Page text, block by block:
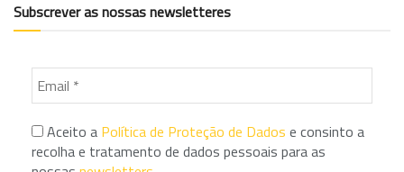
Subscrever as nossas newsletteres
Aceito a Política de Proteção de Dados e consinto a
recolha e tratamento de dados pessoais para as